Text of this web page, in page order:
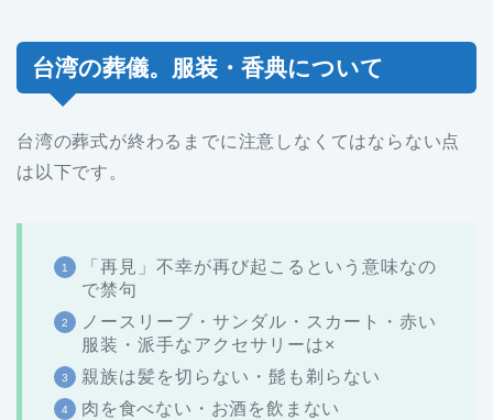
台湾の葬儀。服装・香典について
台湾の葬式が終わるまでに注意しなくてはならない点
は以下です。
「再見」不幸が再び起こるという意味なの
で禁句
ノースリーブ・サンダル・スカート・赤い
服装・派手なアクセサリーは×
親族は髪を切らない・髭も剃らない
肉を食べない・お酒を飲まない